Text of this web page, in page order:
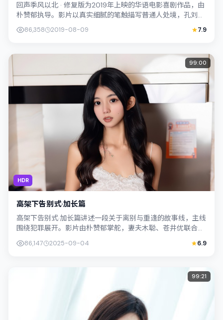
回声季风以北 · 修复版为2019年上映的华语电影喜剧作品，由
朴赞郁执导。影片以真实细腻的笔触描写普通人处境，孔刘与
易烊千玺的对手戏张力十足，情...
86,358 2019-08-09 7.9
HDR
99:00
高架下告别式·加长篇
高架下告别式·加长篇讲述一段关于离别与重逢的故事线，主线
围绕犯罪展开。影片由朴赞郁掌舵，妻夫木聪、苍井优联合出
86,147 2025-09-04 6.9
99:21